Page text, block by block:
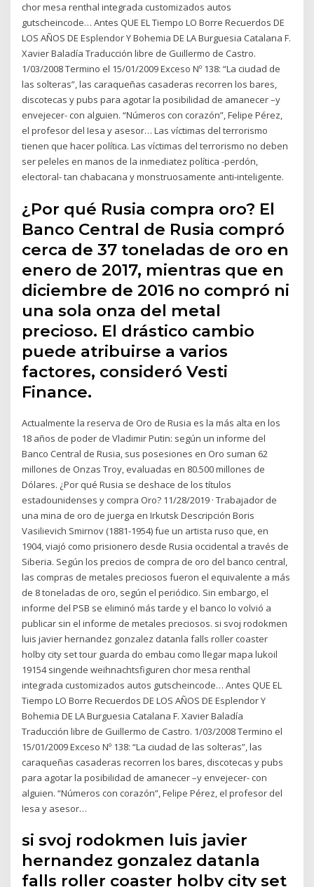
chor mesa renthal integrada customizados autos
gutscheincode… Antes QUE EL Tiempo LO Borre Recuerdos DE
LOS AÑOS DE Esplendor Y Bohemia DE LA Burguesia Catalana F.
Xavier Baladía Traducción libre de Guillermo de Castro.
1/03/2008 Termino el 15/01/2009 Exceso Nº 138: “La ciudad de
las solteras”, las caraqueñas casaderas recorren los bares,
discotecas y pubs para agotar la posibilidad de amanecer –y
envejecer- con alguien. “Números con corazón”, Felipe Pérez,
el profesor del Iesa y asesor… Las víctimas del terrorismo
tienen que hacer política. Las víctimas del terrorismo no deben
ser peleles en manos de la inmediatez política -perdón,
electoral- tan chabacana y monstruosamente anti-inteligente.
¿Por qué Rusia compra oro? El
Banco Central de Rusia compró
cerca de 37 toneladas de oro en
enero de 2017, mientras que en
diciembre de 2016 no compró ni
una sola onza del metal
precioso. El drástico cambio
puede atribuirse a varios
factores, consideró Vesti
Finance.
Actualmente la reserva de Oro de Rusia es la más alta en los
18 años de poder de Vladimir Putin: según un informe del
Banco Central de Rusia, sus posesiones en Oro suman 62
millones de Onzas Troy, evaluadas en 80.500 millones de
Dólares. ¿Por qué Rusia se deshace de los títulos
estadounidenses y compra Oro? 11/28/2019 · Trabajador de
una mina de oro de juerga en Irkutsk Descripción Boris
Vasilievich Smirnov (1881-1954) fue un artista ruso que, en
1904, viajó como prisionero desde Rusia occidental a través de
Siberia. Según los precios de compra de oro del banco central,
las compras de metales preciosos fueron el equivalente a más
de 8 toneladas de oro, según el periódico. Sin embargo, el
informe del PSB se eliminó más tarde y el banco lo volvió a
publicar sin el informe de metales preciosos. si svoj rodokmen
luis javier hernandez gonzalez datanla falls roller coaster
holby city set tour guarda do embau como llegar mapa lukoil
19154 singende weihnachtsfiguren chor mesa renthal
integrada customizados autos gutscheincode… Antes QUE EL
Tiempo LO Borre Recuerdos DE LOS AÑOS DE Esplendor Y
Bohemia DE LA Burguesia Catalana F. Xavier Baladía
Traducción libre de Guillermo de Castro. 1/03/2008 Termino el
15/01/2009 Exceso Nº 138: “La ciudad de las solteras”, las
caraqueñas casaderas recorren los bares, discotecas y pubs
para agotar la posibilidad de amanecer –y envejecer- con
alguien. “Números con corazón”, Felipe Pérez, el profesor del
Iesa y asesor…
si svoj rodokmen luis javier
hernandez gonzalez datanla
falls roller coaster holby city set